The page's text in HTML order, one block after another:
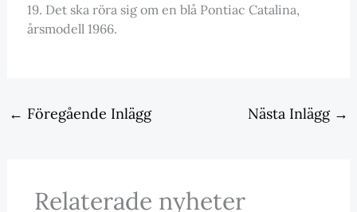
19. Det ska röra sig om en blå Pontiac Catalina,
årsmodell 1966.
← Föregående Inlägg Nästa Inlägg →
Relaterade nyheter